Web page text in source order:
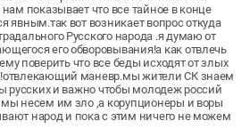
показывает что все тайное в конце
явным.так вот возникает вопрос откуда
Русского народа .я думаю от
его обворовывания!а как отвлечь
ему поверить что все беды исходят от злых
маневр.мы жители СК знаем
русских и важно чтобы молодеж россий
несем им зло ,а корупционеры и воры
народ и пока с этим ничего не можем